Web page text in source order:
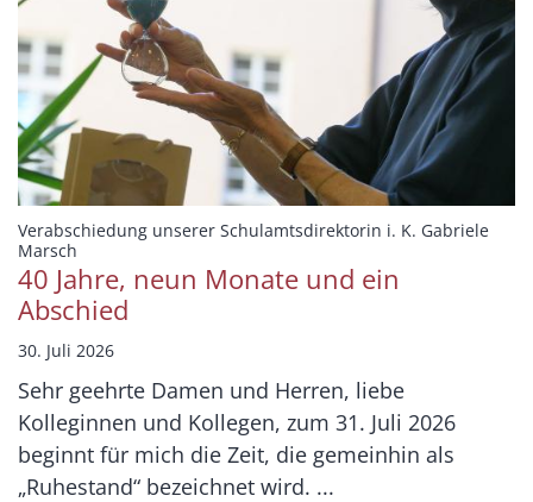
Verabschiedung unserer Schulamtsdirektorin i. K. Gabriele
Marsch
40 Jahre, neun Monate und ein
Abschied
30. Juli 2026
Sehr geehrte Damen und Herren, liebe
Kolleginnen und Kollegen, zum 31. Juli 2026
beginnt für mich die Zeit, die gemeinhin als
„Ruhestand“ bezeichnet wird. ...